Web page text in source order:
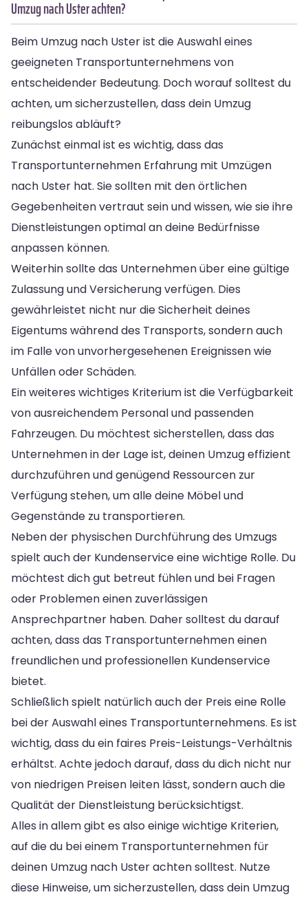
Umzug nach Uster achten?
Beim Umzug nach Uster ist die Auswahl eines
geeigneten Transportunternehmens von
entscheidender Bedeutung. Doch worauf solltest du
achten, um sicherzustellen, dass dein Umzug
reibungslos abläuft?
Zunächst einmal ist es wichtig, dass das
Transportunternehmen Erfahrung mit Umzügen
nach Uster hat. Sie sollten mit den örtlichen
Gegebenheiten vertraut sein und wissen, wie sie ihre
Dienstleistungen optimal an deine Bedürfnisse
anpassen können.
Weiterhin sollte das Unternehmen über eine gültige
Zulassung und Versicherung verfügen. Dies
gewährleistet nicht nur die Sicherheit deines
Eigentums während des Transports, sondern auch
im Falle von unvorhergesehenen Ereignissen wie
Unfällen oder Schäden.
Ein weiteres wichtiges Kriterium ist die Verfügbarkeit
von ausreichendem Personal und passenden
Fahrzeugen. Du möchtest sicherstellen, dass das
Unternehmen in der Lage ist, deinen Umzug effizient
durchzuführen und genügend Ressourcen zur
Verfügung stehen, um alle deine Möbel und
Gegenstände zu transportieren.
Neben der physischen Durchführung des Umzugs
spielt auch der Kundenservice eine wichtige Rolle. Du
möchtest dich gut betreut fühlen und bei Fragen
oder Problemen einen zuverlässigen
Ansprechpartner haben. Daher solltest du darauf
achten, dass das Transportunternehmen einen
freundlichen und professionellen Kundenservice
bietet.
Schließlich spielt natürlich auch der Preis eine Rolle
bei der Auswahl eines Transportunternehmens. Es ist
wichtig, dass du ein faires Preis-Leistungs-Verhältnis
erhältst. Achte jedoch darauf, dass du dich nicht nur
von niedrigen Preisen leiten lässt, sondern auch die
Qualität der Dienstleistung berücksichtigst.
Alles in allem gibt es also einige wichtige Kriterien,
auf die du bei einem Transportunternehmen für
deinen Umzug nach Uster achten solltest. Nutze
diese Hinweise, um sicherzustellen, dass dein Umzug